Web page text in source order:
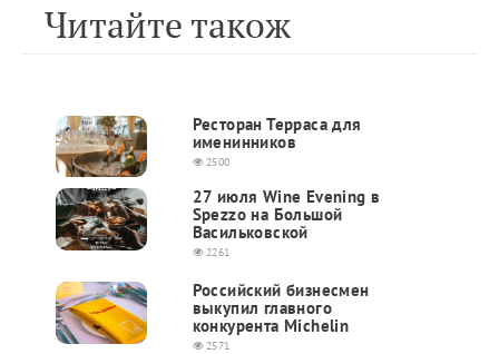
Читайте також
Ресторан Терраса для
именинников
2500
27 июля Wine Evening в
Spezzo на Большой
Васильковской
2261
Российский бизнесмен
выкупил главного
конкурента Michelin
2571